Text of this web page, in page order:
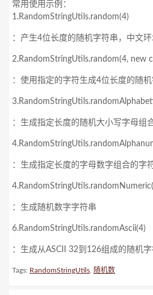
常用使用示例：
1.RandomStringUtils.random(4)
：产生4位长度的随机字符串，中文
2.RandomStringUtils.random(4, new
：使用指定的字符生成4位长度的随
：生成指定长度的随机大小写字母组
：生成指定长度的字母数字组合的字
：生成随机数字字符串
6.RandomStringUtils.randomAscii(4)
：生成从ASCII 32到126组成的随机字
Tags: RandomStringUtils 随机数